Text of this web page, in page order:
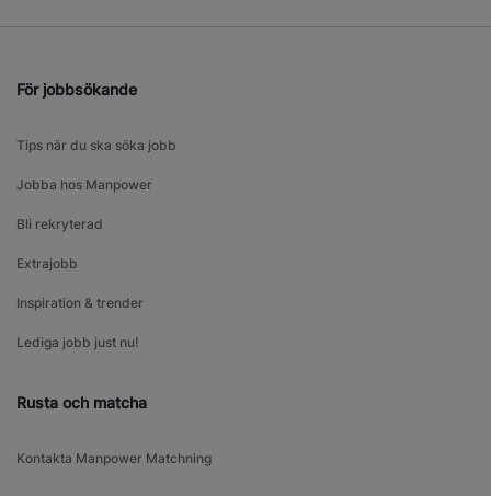
För jobbsökande
Tips när du ska söka jobb
Jobba hos Manpower
Bli rekryterad
Extrajobb
Inspiration & trender
Lediga jobb just nu!
Rusta och matcha
Kontakta Manpower Matchning